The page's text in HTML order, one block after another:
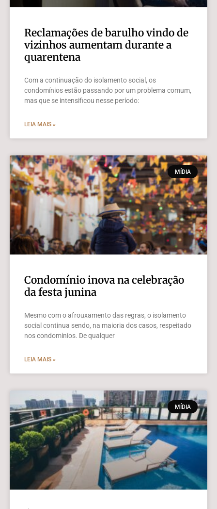
Reclamações de barulho vindo de
vizinhos aumentam durante a
quarentena
Com a continuação do isolamento social, os
condomínios estão passando por um problema comum,
mas que se intensificou nesse período:
LEIA MAIS »
MÍDIA
Condomínio inova na celebração
da festa junina
Mesmo com o afrouxamento das regras, o isolamento
social continua sendo, na maioria dos casos, respeitado
nos condomínios. De qualquer
LEIA MAIS »
MÍDIA